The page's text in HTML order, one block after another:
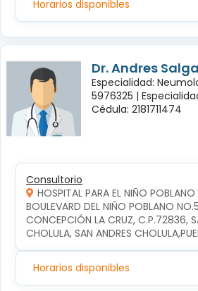
Horarios disponibles
Dr. Andres
Especialidad:
5976325 |
Cédula: 2181711474
Consultorio
HOSPITAL PARA EL NIÑO POBLANO
BOULEVARD DEL NIÑO POBLANO
CONCEPCIÓN LA CRUZ, C.P.72836,
CHOLULA, SAN ANDRES
Horarios disponibles